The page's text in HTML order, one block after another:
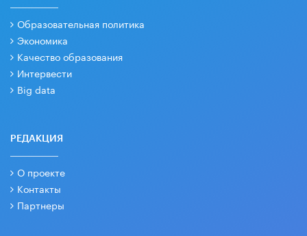
Образовательная политика
Экономика
Качество образования
Интервести
Big data
РЕДАКЦИЯ
О проекте
Контакты
Партнеры